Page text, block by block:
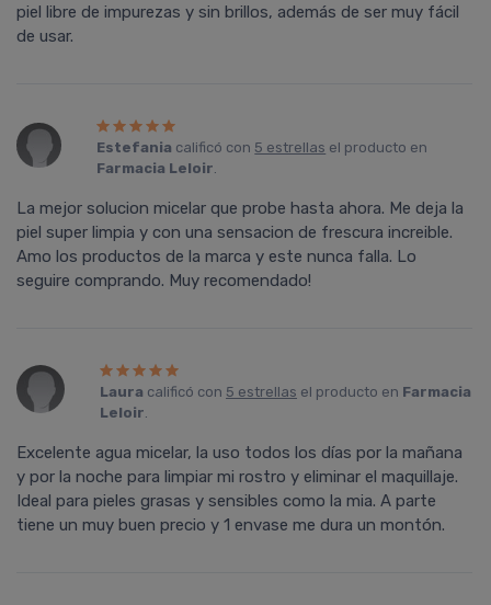
piel libre de impurezas y sin brillos, además de ser muy fácil
de usar.
Estefania calificó con 5 estrellas el producto en
Farmacia Leloir.
La mejor solucion micelar que probe hasta ahora. Me deja la
piel super limpia y con una sensacion de frescura increible.
Amo los productos de la marca y este nunca falla. Lo
seguire comprando. Muy recomendado!
Laura calificó con 5 estrellas el producto en Farmacia
Leloir.
Excelente agua micelar, la uso todos los dí­as por la mañana
y por la noche para limpiar mi rostro y eliminar el maquillaje.
Ideal para pieles grasas y sensibles como la mia. A parte
tiene un muy buen precio y 1 envase me dura un montón.